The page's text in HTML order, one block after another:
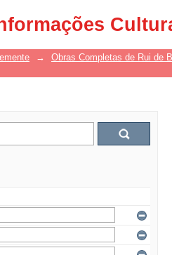
→ Obras Completas de Rui de